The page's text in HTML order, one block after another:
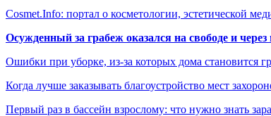
Cosmet.Info: портал о косметологии, эстетической
Осужденный за грабеж оказался на свободе и
Ошибки при уборке, из-за которых дома становится
Когда лучше заказывать благоустройство мест
Первый раз в бассейн взрослому: что нужно знать